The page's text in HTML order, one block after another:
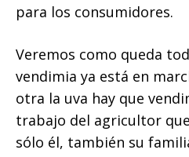
para los consumidores.
Veremos como queda
vendimia ya está en
otra la uva hay que
trabajo del agricultor
sólo él, también su